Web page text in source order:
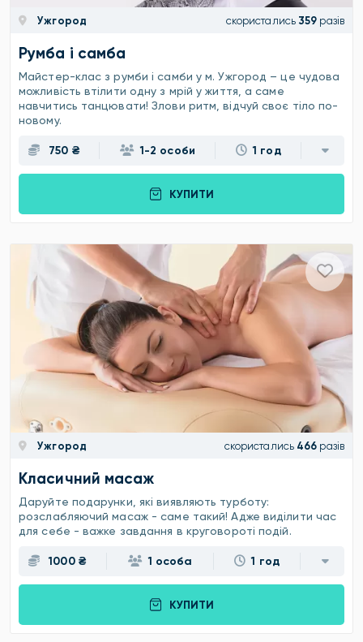
Ужгород скористались 359 разів
Румба і самба
Майстер-клас з румби і самби у м. Ужгород – це чудова
можливість втілити одну з мрій у життя, а саме
навчитись танцювати! Злови ритм, відчуй своє тіло по-
новому.
750 ₴ 1-2 особи 1 год
КУПИТИ
Ужгород скористались 466 разів
Класичний масаж
Даруйте подарунки, які виявляють турботу:
розслабляючий масаж - саме такий! Адже виділити час
для себе - важке завдання в круговороті подій.
1000 ₴ 1 особа 1 год
КУПИТИ